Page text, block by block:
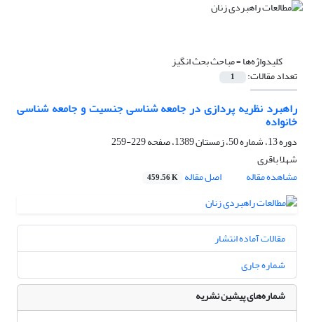
کلیدواژه‌ها =مباحث بحث انگیز
تعداد مقالات: 1
راهبرد نظریه پردازی در جامعه شناسی جنسیت و جامعه شناسی
خانواده
دوره 13، شماره 50، زمستان 1389، صفحه
229-259
شهلا باقری
مشاهده مقاله
اصل مقاله 459.56 K
مقالات آماده انتشار
شماره جاری
شماره‌های پیشین نشریه